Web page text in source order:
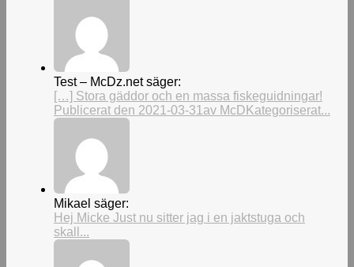
Test – McDz.net säger:
[…] Stora gäddor och en massa fiskeguidningar!
Publicerat den 2021-03-31av McDKategoriserat...
Mikael säger:
Hej Micke Just nu sitter jag i en jaktstuga och
skall...